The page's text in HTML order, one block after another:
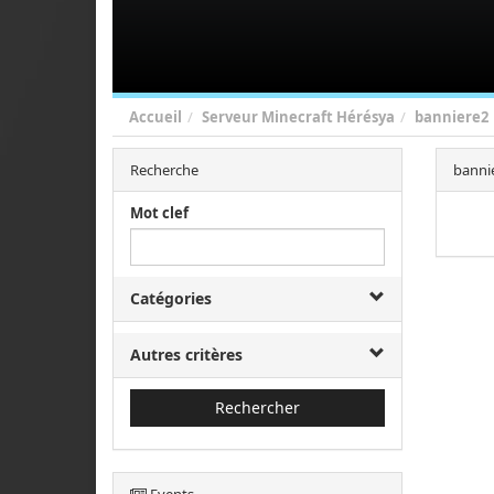
Accueil Serveur Minecraft Hérésya banniere2
Recherche
Mot clef
Catégories
Autres critères
Rechercher